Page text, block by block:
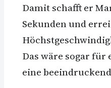
Damit schafft er
Sekunden und
Das wäre sogar für
eine